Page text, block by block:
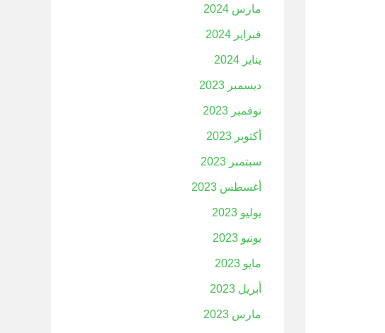
مارس 2024
فبراير 2024
يناير 2024
ديسمبر 2023
نوفمبر 2023
أكتوبر 2023
سبتمبر 2023
أغسطس 2023
يوليو 2023
يونيو 2023
مايو 2023
أبريل 2023
مارس 2023